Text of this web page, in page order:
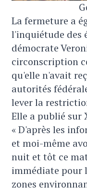
La fermeture a
l'inquiétude des
démocrate
circonscription
qu'elle n'avait
autorités
lever la
Elle a publié sur
« D'après les
et moi-même
nuit et tôt ce
immédiate pour
zones